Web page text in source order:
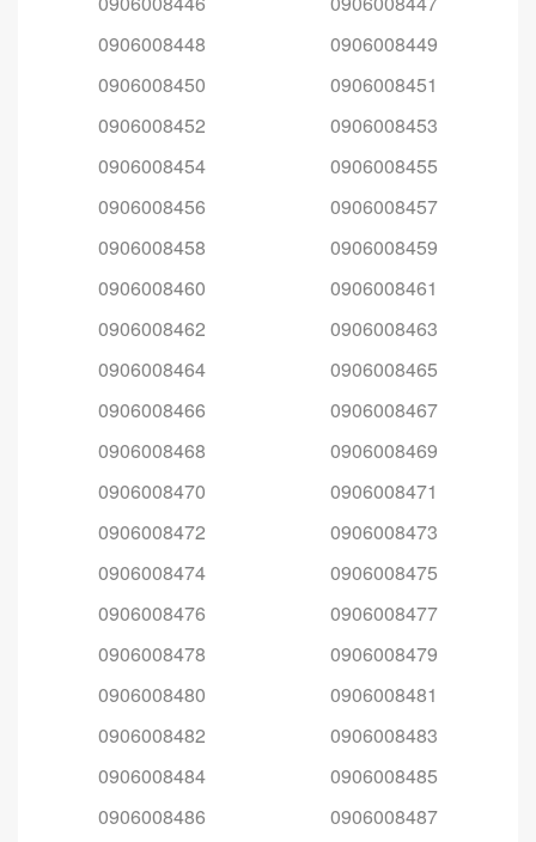
0906008448
0906008449
0906008450
0906008451
0906008452
0906008453
0906008454
0906008455
0906008456
0906008457
0906008458
0906008459
0906008460
0906008461
0906008462
0906008463
0906008464
0906008465
0906008466
0906008467
0906008468
0906008469
0906008470
0906008471
0906008472
0906008473
0906008474
0906008475
0906008476
0906008477
0906008478
0906008479
0906008480
0906008481
0906008482
0906008483
0906008484
0906008485
0906008486
0906008487